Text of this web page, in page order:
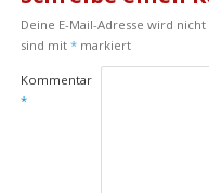
Deine E-Mail-Adresse wird
sind mit *markiert
Kommentar
*